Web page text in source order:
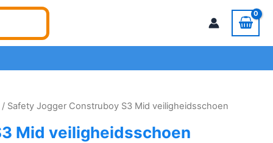
Safety Jogger Construboy S3 Mid veiligheidsschoen
Mid veiligheidsschoen